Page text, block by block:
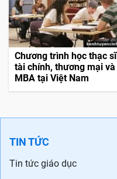
Chương trình học thạc sĩ
tài chính, thương mại và
MBA tại Việt Nam
TIN TỨC
Tin tức giáo dục